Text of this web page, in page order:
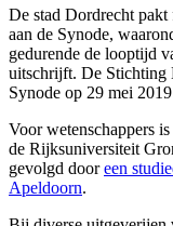
De stad Dordrecht
aan de Synode,
gedurende de looptijd
uitschrijft. De Stichting
Synode op 29 mei
Voor wetenschappers
de Rijksuniversiteit
gevolgd dooreen
Apeldoorn.